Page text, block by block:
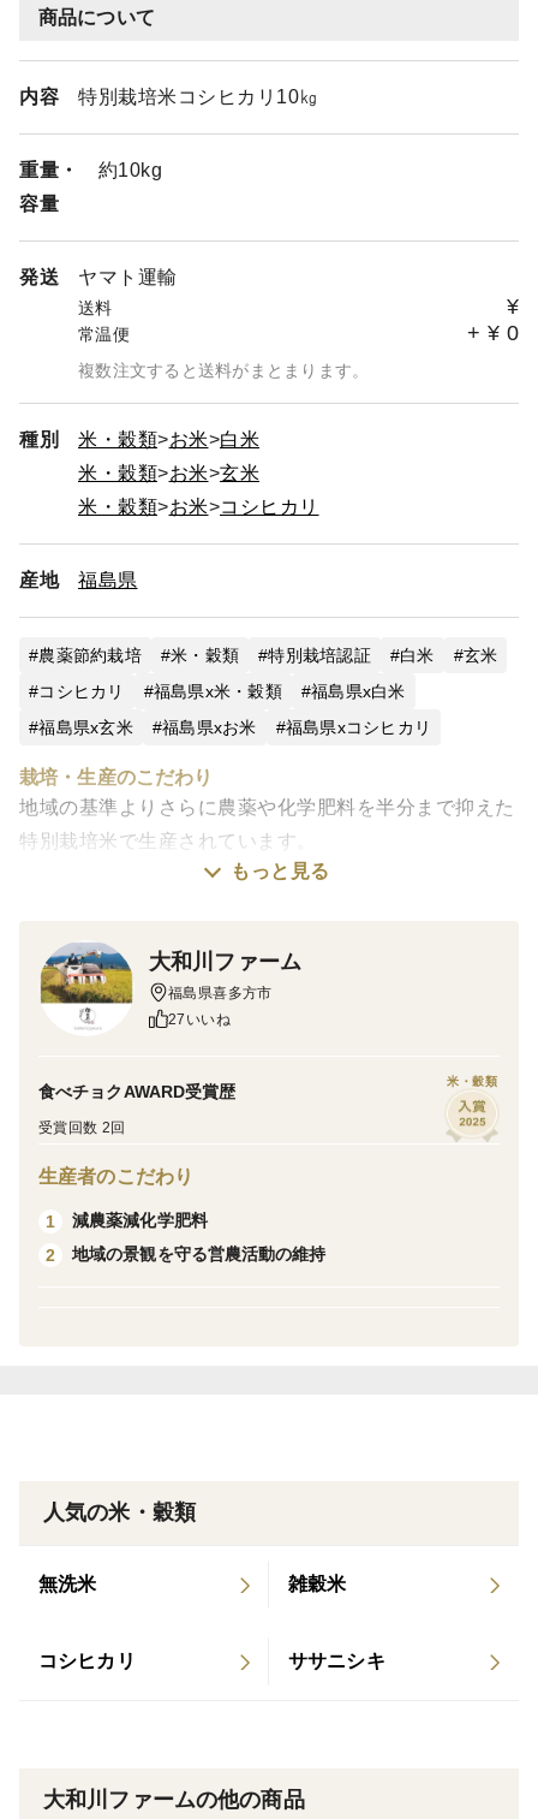
商品について
内容 特別栽培米コシヒカリ10㎏
重量・
容量
約10kg
発送 ヤマト運輸
送料 ¥
常温便 + ¥ 0
複数注文すると送料がまとまります。
種別 米・穀類 お米
白米
米・穀類
お米 玄米
米・穀類
お米 コシヒカリ
産地 福島県
農薬節約栽培 米・穀類 特別栽培認証 白米
玄米
コシヒカリ
福島県x米・穀類
福島県x白米
福島県x玄米
福島県xお米 福島県xコシヒカリ
栽培・生産のこだわり
地域の基準よりさらに農薬や化学肥料を半分まで抑えた
特別栽培米で生産されています。
注文が入ってからお米を精米するため鮮度の高い状態で
産地の特徴
会津盆地北部に位置する喜多方市は豊富な水源と粘土質
な土壌、盆地ならではの寒暖差の大きさからこめづくり
また食味の評判も昔から高く福島会津産コシヒカリは日
本穀物検定協会が定める食味特Ａ銘柄の常連となってお
ります。
会津では昔から生産が盛んであり大粒で食味の評価も全
保存方法など
りません。
もっと見る
大和川ファーム
福島県喜多方市
27いいね
食べチョクAWARD受賞歴
受賞回数 2回
米・穀類
生産者のこだわり
1
減農薬減化学肥料
2
地域の景観を守る営農活動の維持
人気の米・穀類
無洗米 雑穀米
コシヒカリ ササニシキ
大和川ファームの他の商品